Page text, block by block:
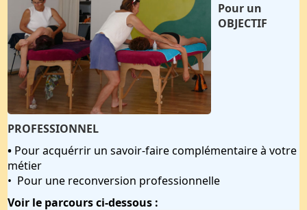
Pour un
OBJECTIF
PROFESSIONNEL
• Pour acquérrir un savoir-faire complémentaire à votre
métier
• Pour une reconversion professionnelle
Voir le parcours ci-dessous :